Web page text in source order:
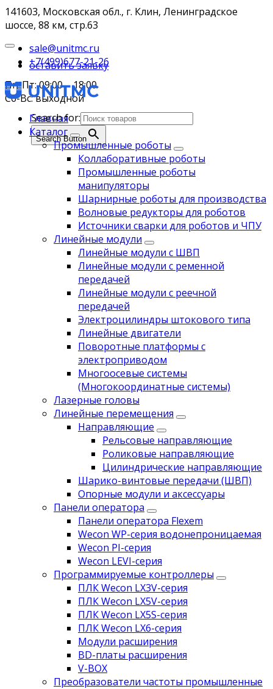
141603, Московская обл., г. Клин, Ленинградское
шоссе, 88 км, стр.63
sale@unitmc.ru
+7(499)677-21-26
Пн-Пт: 09:00 – 18:00
Сб-Вс: выходной
Search for:
Search Button
оставить заявку
Главная
Каталог
Промышленные роботы
Коллаборативные роботы
Промышленные роботы
манипуляторы
Шарнирные роботы для производства
Волновые редукторы для роботов
Источники сварки для роботов и ЧПУ
Линейные модули
Линейные модули с ШВП
Линейные модули с ременной
передачей
Линейные модули с реечной
передачей
Электроцилиндры штокового типа
Линейные двигатели
Поворотные платформы с
электроприводом
Многоосевые системы
(Многокоординатные системы)
Лазерные головы
Линейные перемещения
Направляющие
Рельсовые направляющие
Роликовые направляющие
Цилиндрические направляющие
Шарико-винтовые передачи (ШВП)
Опорные модули и аксессуары
Панели оператора
Панели оператора Flexem
Wecon WP-серия водонепроницаемая
Wecon PI-серия
Wecon LEVI-серия
Программируемые контроллеры
ПЛК Wecon LX3V-серия
ПЛК Wecon LX5V-серия
ПЛК Wecon LX5S-серия
ПЛК Wecon LX6-серия
Модули расширения
BD-платы расширения
V-BOX
Преобразователи частоты промышленные